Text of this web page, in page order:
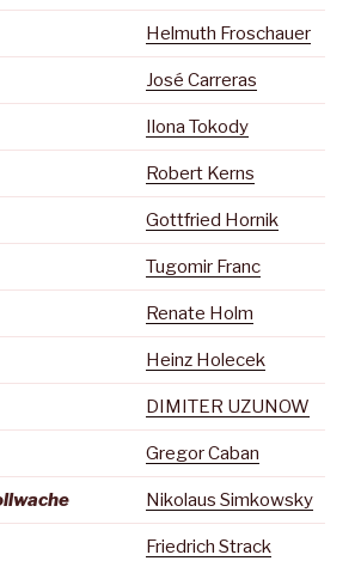
Helmuth Froschauer
José Carreras
Ilona Tokody
Robert Kerns
Gottfried Hornik
Tugomir Franc
Renate Holm
Heinz Holecek
DIMITER UZUNOW
Gregor Caban
Nikolaus Simkowsky
Friedrich Strack